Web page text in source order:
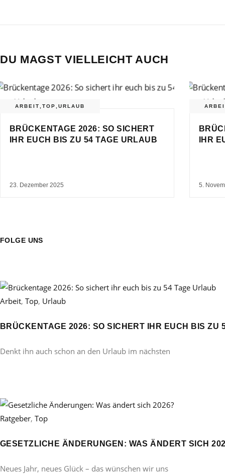
DU MAGST VIELLEICHT AUCH
ARBEIT TOP URLAUB
BRÜCKENTAGE 2026: SO SICHERT
IHR EUCH BIS ZU 54 TAGE URLAUB
23. Dezember 2025
IHR
5.
FOLGE UNS
Arbeit, Top, Urlaub
BRÜCKENTAGE 2026: SO SICHERT IHR EUCH BIS ZU
Denkt ihn auch schon an den Urlaub im nächsten
Ratgeber, Top
GESETZLICHE ÄNDERUNGEN: WAS ÄNDERT SICH
Neues Jahr, neues Glück – das wünschen wir uns